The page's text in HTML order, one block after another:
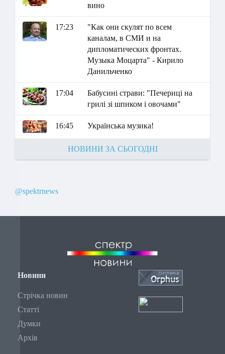
вино
17:23
"Как они скулят по всем
каналам, в СМИ и на
дипломатических фронтах.
Музыка Моцарта" - Кирило
Данильченко
17:04
Бабусині страви: "Печериці на
грилі зі шпиком і овочами"
16:45 Українська музика!
НОВИНИ ЗА СЬОГОДНІ
@spektrnews
Новини
Стрічка новин
Статті
Думки
Архів